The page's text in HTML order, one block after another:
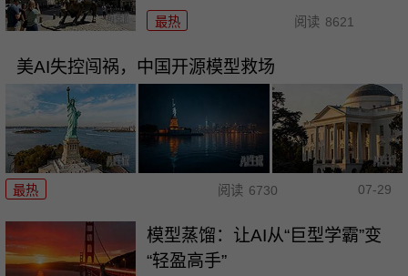
最热 阅读 8621
美AI失控闯祸，中国开源模型救场
最热 阅读 6730 07-29
模型蒸馏：让AI从“巨型学霸”变
“轻盈高手”